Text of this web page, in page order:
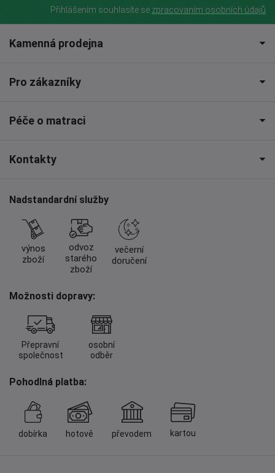
Přihlášením souhlasíte se zpracovaním osobních údajů
Kamenná prodejna
Pro zákazníky
Péče o matraci
Kontakty
Nadstandardní služby
výnos
zboží
odvoz
starého
zboží
večerní
doručení
Možnosti dopravy:
Přepravní
společnost
osobní
odběr
Pohodlná platba:
dobírka hotově převodem kartou